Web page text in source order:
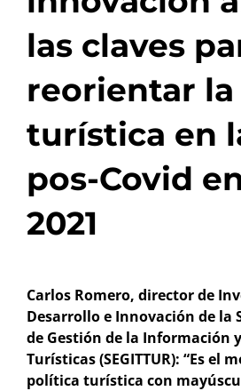
las claves
reorientar
turística en
pos-Covid
2021
Carlos Romero, director de
Desarrollo e Innovación de la
de Gestión de la Información
Turísticas (SEGITTUR): “Es el
política turística con